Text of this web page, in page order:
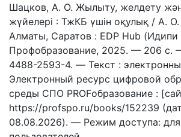
Шацков, А. О. Жылыту, желдету
жүйелері : ТжКБ үшін оқулық / А.
Алматы, Саратов : EDP Hub (Идипи
Профобразование, 2025. — 206 c.
4488-2593-4. — Текст :
Электронный ресурс цифровой
среды СПО PROFобразование :
https://profspo.ru/books/152239
08.08.2026). — Режим доступа: для